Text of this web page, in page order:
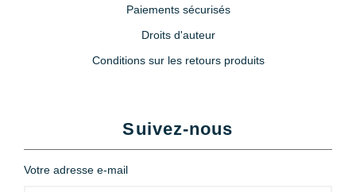
Paiements sécurisés
Droits d'auteur
Conditions sur les retours produits
Suivez-nous
Votre adresse e-mail